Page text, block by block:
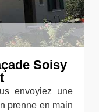
Soisy
envoyiez une
prenne en main